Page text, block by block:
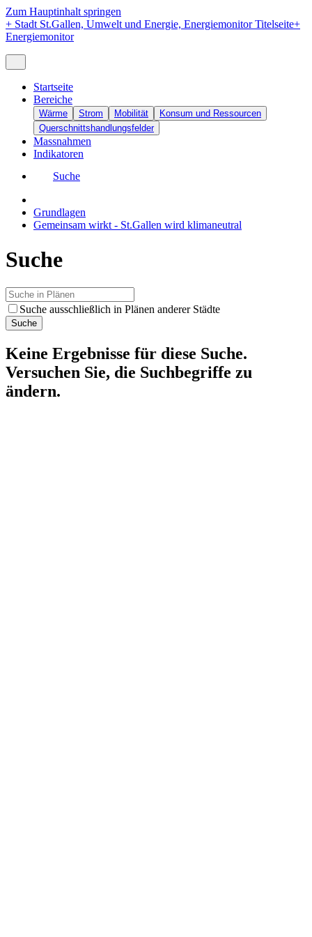
Zum Hauptinhalt springen
+ Stadt St.Gallen, Umwelt und Energie, Energiemonitor Titelseite+
Energiemonitor
Startseite
Bereiche
Wärme Strom Mobilität
Konsum und Ressourcen
Querschnittshandlungsfelder
Massnahmen
Indikatoren
Suche
Grundlagen
Gemeinsam wirkt - St.Gallen wird klimaneutral
Suche
Suche ausschließlich in Plänen anderer Städte
Suche
Keine Ergebnisse für diese Suche.
Versuchen Sie, die Suchbegriffe zu
ändern.